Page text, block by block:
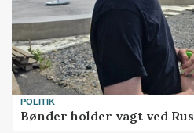
POLITIK
Bønder holder vagt ved